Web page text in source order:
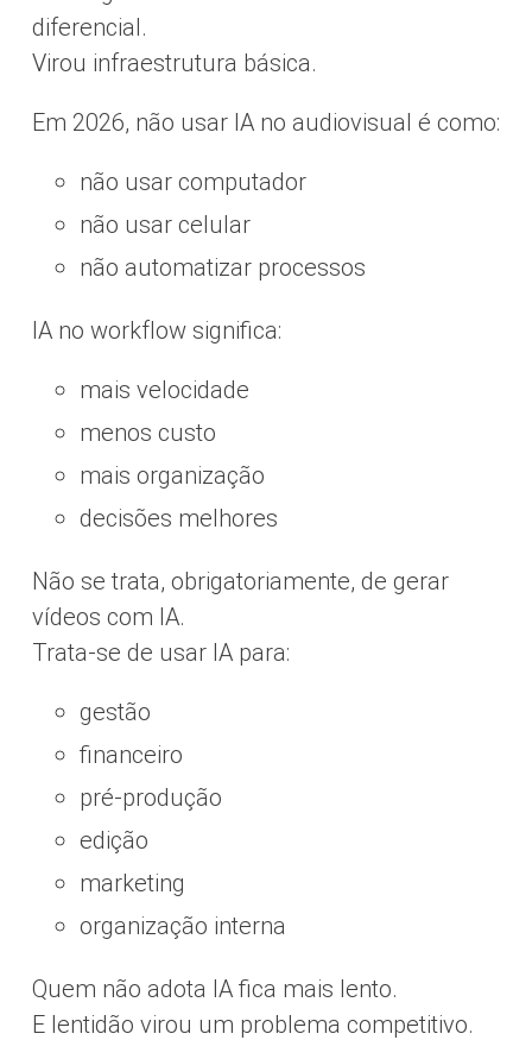
diferencial.
Virou infraestrutura básica.
Em 2026, não usar IA no audiovisual é como:
não usar computador
não usar celular
não automatizar processos
IA no workflow significa:
mais velocidade
menos custo
mais organização
decisões melhores
Não se trata, obrigatoriamente, de gerar
vídeos com IA.
Trata-se de usar IA para:
gestão
financeiro
pré-produção
edição
marketing
organização interna
Quem não adota IA fica mais lento.
E lentidão virou um problema competitivo.